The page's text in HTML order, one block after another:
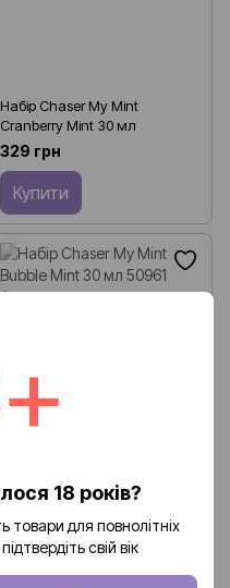
18 років?
товари для повнолітніх
свій вік
Набір Chaser My Mint
Cranberry Mint 30 мл
329 грн
Купити
Набір Chaser My Mint Bubble
Mint 30 мл
329 грн